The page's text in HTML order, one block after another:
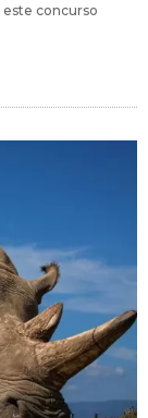
concurso